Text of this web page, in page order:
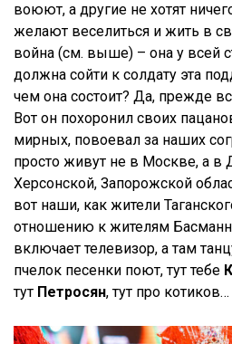
воюют, а другие не хотят
желают веселиться и жить в
война (см. выше) – она у всей
должна сойти к солдату эта
чем она состоит? Да, прежде
Вот он похоронил своих
мирных, повоевал за наших
просто живут не в Москве, а в
Херсонской, Запорожской
вот наши, как жители
отношению к жителям
включает телевизор, а там
пчелок песенки поют, тут тебе
тут Петросян, тут про котиков…